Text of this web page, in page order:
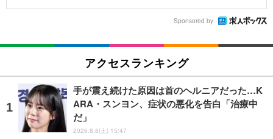
Sponsored by
アクセスランキング
手が震え続けた原因は首のヘルニアだった…K
ARA・スンヨン、症状の悪化を告白「治療中
だ」
2026.8.8(土) 15:47